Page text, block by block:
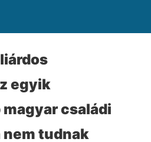
egyik
családi
nem tudnak